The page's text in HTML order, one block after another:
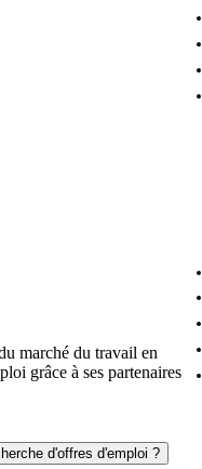
marché du travail en
grâce à ses partenaires
d'offres d'emploi ?